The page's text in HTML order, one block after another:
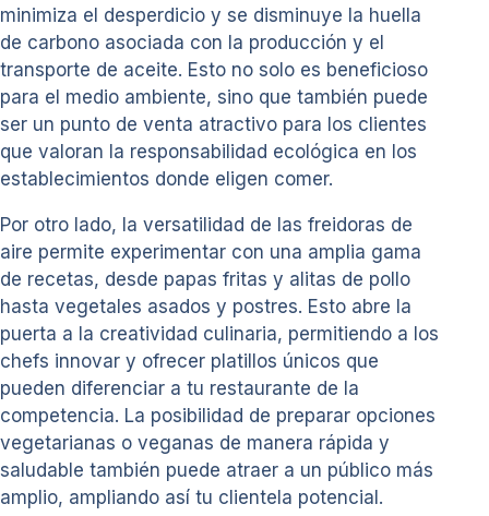
minimiza el desperdicio y se disminuye la huella
de carbono asociada con la producción y el
transporte de aceite. Esto no solo es beneficioso
para el medio ambiente, sino que también puede
ser un punto de venta atractivo para los clientes
que valoran la responsabilidad ecológica en los
establecimientos donde eligen comer.
Por otro lado, la versatilidad de las freidoras de
aire permite experimentar con una amplia gama
de recetas, desde papas fritas y alitas de pollo
hasta vegetales asados y postres. Esto abre la
puerta a la creatividad culinaria, permitiendo a los
chefs innovar y ofrecer platillos únicos que
pueden diferenciar a tu restaurante de la
competencia. La posibilidad de preparar opciones
vegetarianas o veganas de manera rápida y
saludable también puede atraer a un público más
amplio, ampliando así tu clientela potencial.